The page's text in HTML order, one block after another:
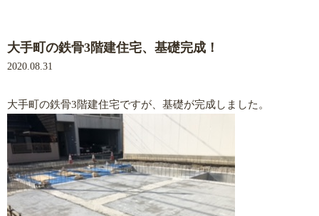
大手町の鉄骨3階建住宅、基礎完成！
2020.08.31
大手町の鉄骨3階建住宅ですが、基礎が完成しました。